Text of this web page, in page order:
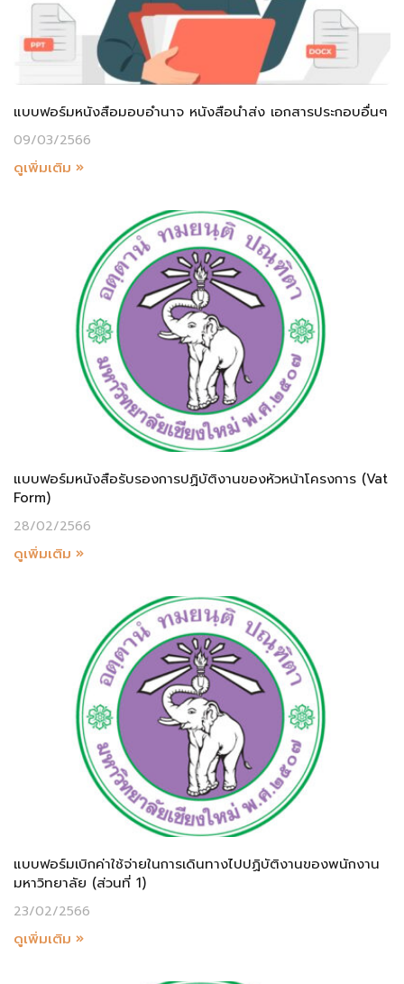
แบบฟอร์มหนังสือมอบอำนาจ หนังสือนำส่ง เอกสารประกอบอื่นๆ
09/03/2566
ดูเพิ่มเติม »
แบบฟอร์มหนังสือรับรองการปฏิบัติงานของหัวหน้าโครงการ (Vat
Form)
28/02/2566
ดูเพิ่มเติม »
แบบฟอร์มเบิกค่าใช้จ่ายในการเดินทางไปปฏิบัติงานของพนักงาน
มหาวิทยาลัย (ส่วนที่ 1)
23/02/2566
ดูเพิ่มเติม »